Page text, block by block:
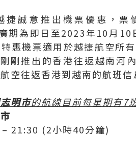
捷誠意推出機票優惠，
期為即日至2023年10月10
惠機票適用於越捷航空所
剛推出的香港往返越南河
空往返香港到越南的航班信
明市的航線目前每星期有7
21:30 (2小時40分鐘)